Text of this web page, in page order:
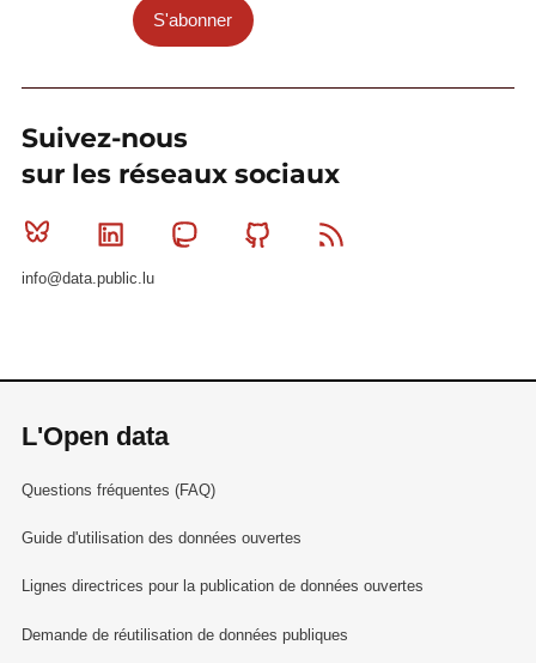
S'abonner
Suivez-nous
sur les réseaux sociaux
Bluesky Linkedin MastodonGithub
info@data.public.lu
L'Open data
Questions fréquentes (FAQ)
Guide d'utilisation des données ouvertes
Lignes directrices pour la publication de données ouvertes
Demande de réutilisation de données publiques